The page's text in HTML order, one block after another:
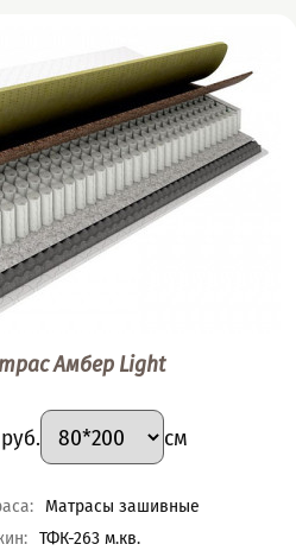
Амбер Light
руб.
Подобрать вариант
Размер
см
: Матрасы зашивные
: ТФК-263 м.кв.